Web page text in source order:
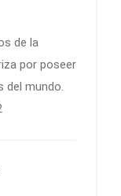
de la
por poseer
del mundo.